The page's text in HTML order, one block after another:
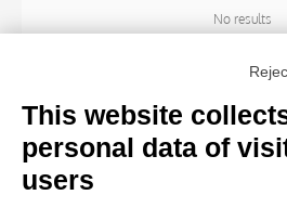
No results
OBJECT
This website
personal data of
users